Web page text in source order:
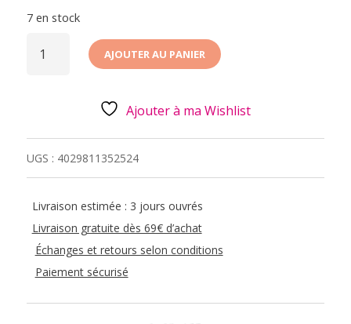
7 en stock
DE
BOITE AJOUTER AU PANIER
Ajouter à ma Wishlist
UGS : 4029811352524
Livraison estimée : 3 jours ouvrés
Livraison gratuite dès 69€ d’achat
Échanges et retours selon conditions
Paiement sécurisé